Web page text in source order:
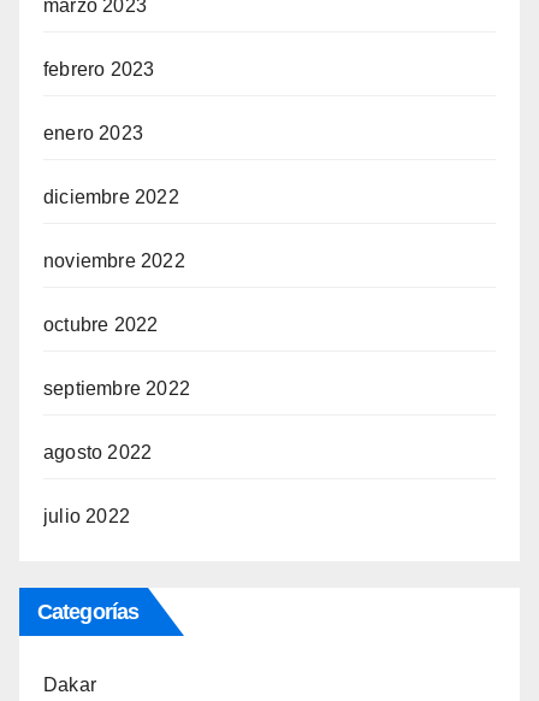
marzo 2023
febrero 2023
enero 2023
diciembre 2022
noviembre 2022
octubre 2022
septiembre 2022
agosto 2022
julio 2022
Categorías
Dakar